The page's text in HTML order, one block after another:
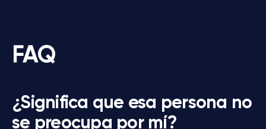
FAQ
¿Significa que esa persona no
se preocupa por mí?